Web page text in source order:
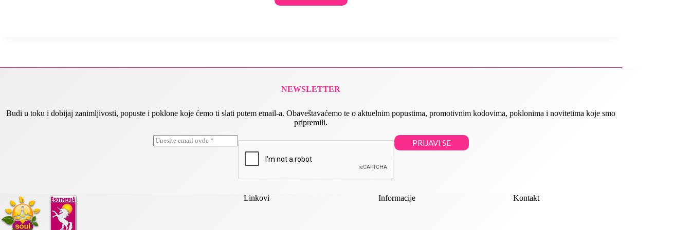
NEWSLETTER
Budi u toku i dobijaj zanimljivosti, popuste i poklone koje ćemo ti slati putem email-a. Obaveštavaćemo te o aktuelnim popustima, promotivnim kodovima, poklonima i novitetima koje smo
pripremili.
*
E
E
m
PRIJAVI SE
Linkovi Informacije Kontakt